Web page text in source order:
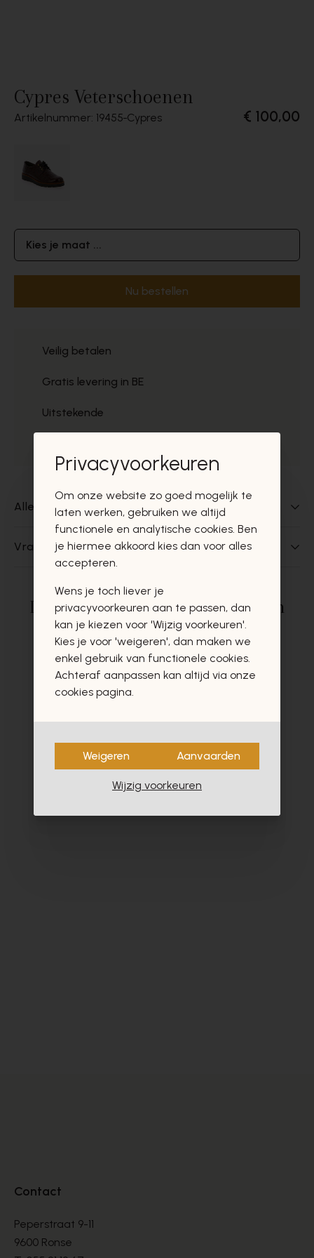
Cypres Veterschoenen
Artikelnummer: 19455 Cypres € 100,00
Kies je maat ...
Nu bestellen
Veilig betalen
Gratis levering in BE
Uitstekende
Alles over dit product
Vragen over dit product?
Deze producten zullen u zeker en
vast ook interesseren
- 40%
Contact
Peperstraat 9-11
9600 Ronse
Privacyvoorkeuren
Om onze website zo goed mogelijk te
laten werken, gebruiken we altijd
functionele en analytische cookies. Ben
je hiermee akkoord kies dan voor alles
accepteren.
Wens je toch liever je
privacyvoorkeuren aan te passen, dan
kan je kiezen voor 'Wijzig voorkeuren'.
Kies je voor 'weigeren', dan maken we
enkel gebruik van functionele cookies.
Achteraf aanpassen kan altijd via onze
cookies pagina.
Weigeren Aanvaarden
Wijzig voorkeuren